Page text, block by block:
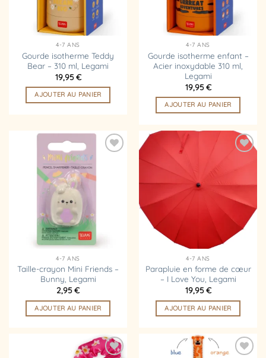
4-7 ANS
Gourde isotherme Teddy
Bear – 310 ml, Legami
19,95€
AJOUTER AU PANIER
4-7 ANS
Gourde isotherme enfant –
Acier inoxydable 310 ml,
Legami
19,95€
AJOUTER AU PANIER
4-7 ANS
Taille-crayon Mini Friends –
Bunny, Legami
2,95€
AJOUTER AU PANIER
à la
d’envies
4-7 ANS
Parapluie en forme de cœur
– I Love You, Legami
19,95€
AJOUTER AU PANIER